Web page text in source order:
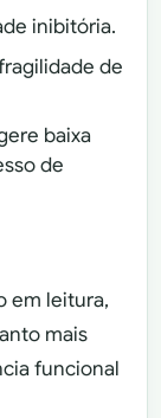
inibitória.
de
baixa
de
em leitura,
mais
funcional